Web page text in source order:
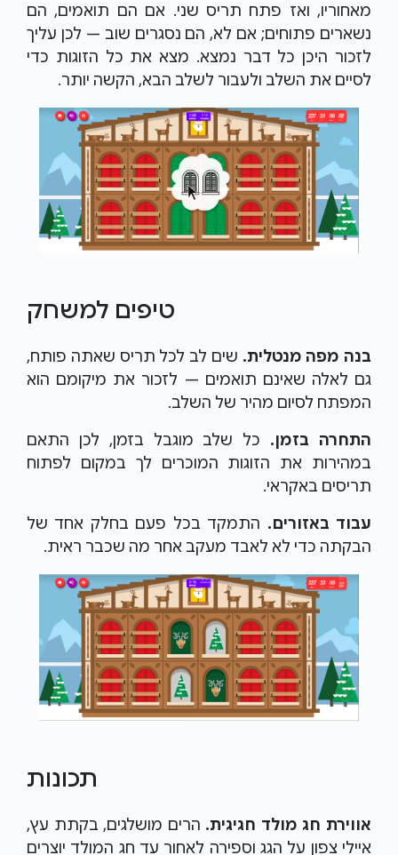
מאחוריו, ואז פתח תריס שני. אם הם תואמים, הם
נשארים פתוחים; אם לא, הם נסגרים שוב — לכן עליך
לזכור היכן כל דבר נמצא. מצא את כל הזוגות כדי
לסיים את השלב ולעבור לשלב הבא, הקשה יותר.
טיפים למשחק
בנה מפה מנטלית. שים לב לכל תריס שאתה פותח,
גם לאלה שאינם תואמים — לזכור את מיקומם הוא
המפתח לסיום מהיר של השלב.
התחרה בזמן. כל שלב מוגבל בזמן, לכן התאם
במהירות את הזוגות המוכרים לך במקום לפתוח
תריסים באקראי.
עבוד באזורים. התמקד בכל פעם בחלק אחד של
הבקתה כדי לא לאבד מעקב אחר מה שכבר ראית.
תכונות
אווירת חג מולד חגיגית. הרים מושלגים, בקתת עץ,
איילי צפון על הגג וספירה לאחור עד חג המולד יוצרים